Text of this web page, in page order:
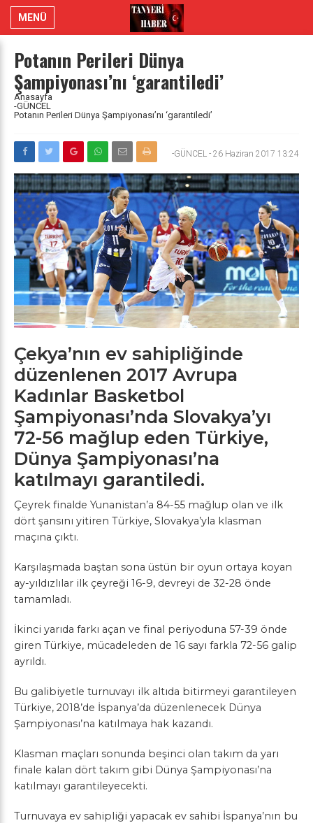
MENÜ
Potanın Perileri Dünya
Şampiyonası’nı ‘garantiledi’
Anasayfa
-GÜNCEL
Potanın Perileri Dünya Şampiyonası’nı ‘garantiledi’
-GÜNCEL - 26 Haziran 2017 13:24
Çekya’nın ev sahipliğinde
düzenlenen 2017 Avrupa
Kadınlar Basketbol
Şampiyonası’nda Slovakya’yı
72-56 mağlup eden Türkiye,
Dünya Şampiyonası’na
katılmayı garantiledi.
Çeyrek finalde Yunanistan’a 84-55 mağlup olan ve ilk
dört şansını yitiren Türkiye, Slovakya’yla klasman
maçına çıktı.
Karşılaşmada baştan sona üstün bir oyun ortaya koyan
ay-yıldızlılar ilk çeyreği 16-9, devreyi de 32-28 önde
tamamladı.
İkinci yarıda farkı açan ve final periyoduna 57-39 önde
giren Türkiye, mücadeleden de 16 sayı farkla 72-56 galip
ayrıldı.
Bu galibiyetle turnuvayı ilk altıda bitirmeyi garantileyen
Türkiye, 2018’de İspanya’da düzenlenecek Dünya
Şampiyonası’na katılmaya hak kazandı.
Klasman maçları sonunda beşinci olan takım da yarı
finale kalan dört takım gibi Dünya Şampiyonası’na
katılmayı garantileyecekti.
Turnuvaya ev sahipliği yapacak ev sahibi İspanya’nın bu